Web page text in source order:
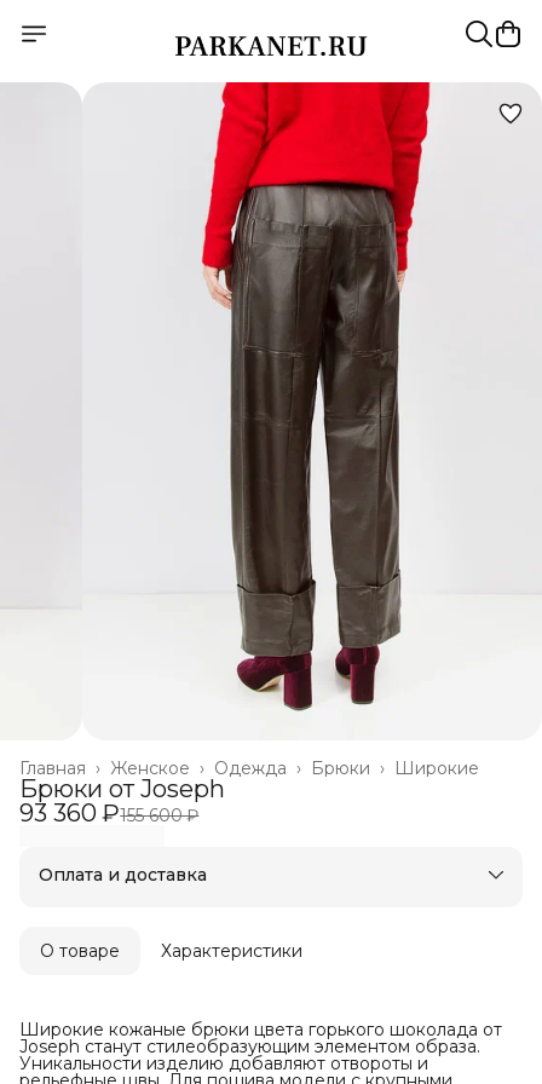
Широкие
Брюки ›
Одежда ›
Женское ›
Главная ›
Брюки от Joseph
93 360 ₽155 600 ₽
Оплата и доставка
Оплата после примерки
О товаре Характеристики
Широкие кожаные брюки цвета горького шоколада от
Joseph станут стилеобразующим элементом образа.
Уникальности изделию добавляют отвороты и